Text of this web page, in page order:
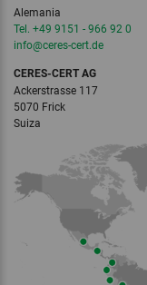
Alemania
Tel. +49 9151 - 966 92 0
info@ceres-cert.de
CERES-CERT AG
Ackerstrasse 117
5070 Frick
Suiza